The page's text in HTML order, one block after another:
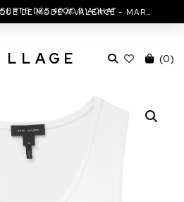
À VALENCE - MARC JACOBS - ISABEL MARANT & MORE
DÈS 400€ D'ACHAT
L L A G E (0)